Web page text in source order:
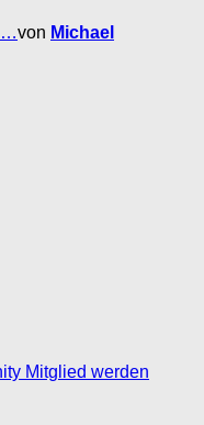
…von Michael
Mitglied werden